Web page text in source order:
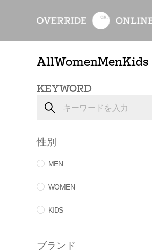
AllWomenMenKids
KEYWORD
性別
MEN
WOMEN
KIDS
ブランド